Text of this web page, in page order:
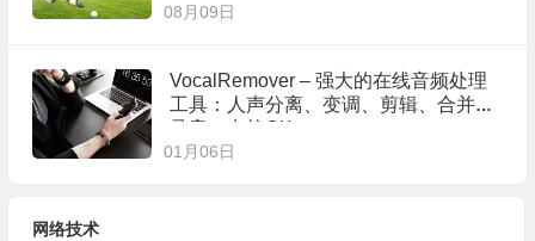
08月09日
VocalRemover – 强大的在线音频处理
工具：人声分离、变调、剪辑、合并、
录音、卡拉OK
01月06日
网络技术